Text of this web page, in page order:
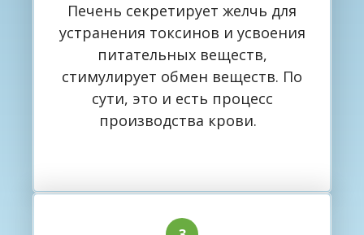
Печень секретирует желчь для
устранения токсинов и усвоения
питательных веществ,
стимулирует обмен веществ. По
сути, это и есть процесс
производства крови.